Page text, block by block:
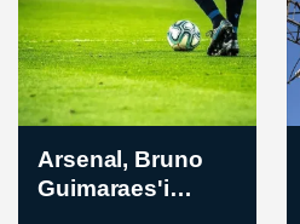
Spot piyasada
doğal gaz fiyatları